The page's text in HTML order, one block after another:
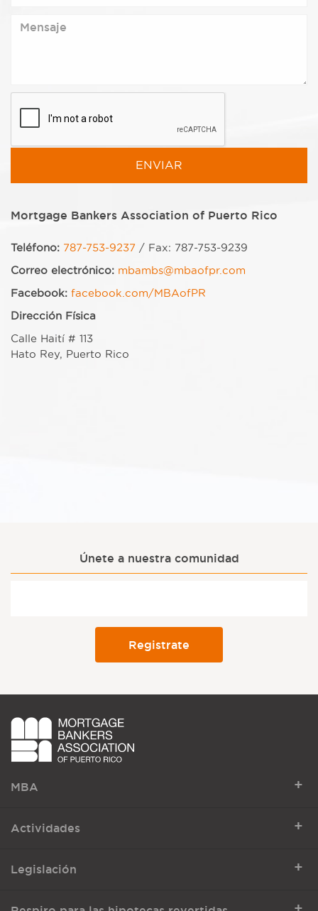
Mortgage Bankers Association of Puerto Rico
Teléfono: 787-753-9237 / Fax: 787-753-9239
Correo electrónico: mbambs@mbaofpr.com
Facebook: facebook.com/MBAofPR
Dirección Física
Calle Haití # 113
Hato Rey, Puerto Rico
Únete a nuestra comunidad
MBA +
Actividades +
Legislación +